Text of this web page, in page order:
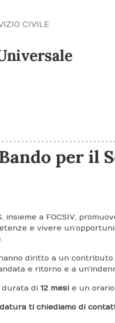
CIVILE
per il
insieme a FOCSIV,
e vivere
diritto a un
e ritorno e a
durata di 12 mesi e un
ti chiediamo di